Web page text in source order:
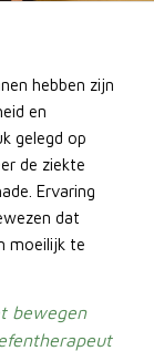
hebben zijn
en
gelegd op
de ziekte
Ervaring
dat
moeilijk te
bewegen